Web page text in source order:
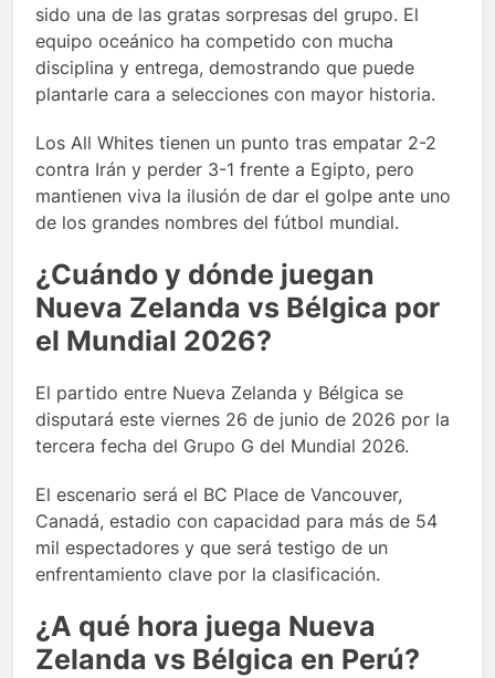
sido una de las gratas sorpresas del grupo. El
equipo oceánico ha competido con mucha
disciplina y entrega, demostrando que puede
plantarle cara a selecciones con mayor historia.
Los All Whites tienen un punto tras empatar 2-2
contra Irán y perder 3-1 frente a Egipto, pero
mantienen viva la ilusión de dar el golpe ante uno
de los grandes nombres del fútbol mundial.
¿Cuándo y dónde juegan
Nueva Zelanda vs Bélgica por
el Mundial 2026?
El partido entre Nueva Zelanda y Bélgica se
disputará este viernes 26 de junio de 2026 por la
tercera fecha del Grupo G del Mundial 2026.
El escenario será el BC Place de Vancouver,
Canadá, estadio con capacidad para más de 54
mil espectadores y que será testigo de un
enfrentamiento clave por la clasificación.
¿A qué hora juega Nueva
Zelanda vs Bélgica en Perú?